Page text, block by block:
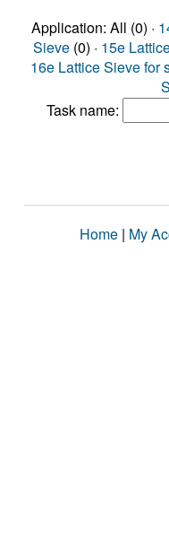
Application: All (0) ·
Sieve (0) · 15e
16e Lattice Sieve for
Task name:
Home | My